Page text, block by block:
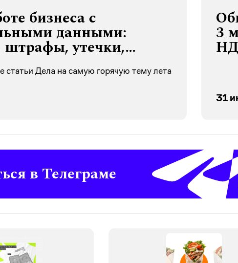
бизнеса с
данными:
штрафы, утечки,
статьи Дела на самую горячую тему лета
3
31
в Телеграме